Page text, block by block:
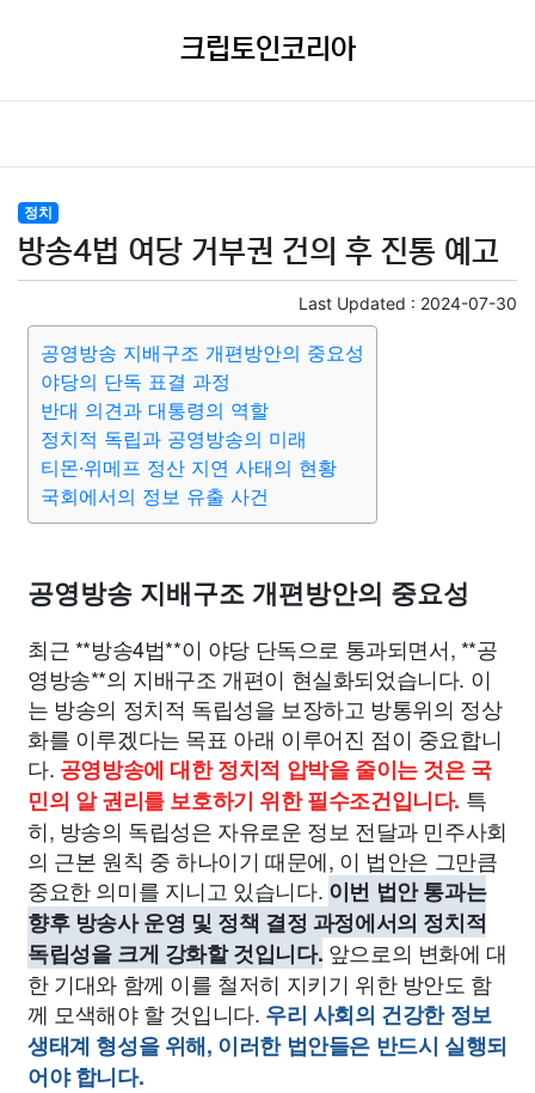
크립토인코리아
정치
방송4법 여당 거부권 건의 후 진통 예고
Last Updated : 2024-07-30
공영방송 지배구조 개편방안의 중요성
야당의 단독 표결 과정
반대 의견과 대통령의 역할
정치적 독립과 공영방송의 미래
티몬·위메프 정산 지연 사태의 현황
국회에서의 정보 유출 사건
공영방송 지배구조 개편방안의 중요성
최근 **방송4법**이 야당 단독으로 통과되면서, **공
영방송**의 지배구조 개편이 현실화되었습니다. 이
는 방송의 정치적 독립성을 보장하고 방통위의 정상
화를 이루겠다는 목표 아래 이루어진 점이 중요합니
다. 공영방송에 대한 정치적 압박을 줄이는 것은 국
민의 알 권리를 보호하기 위한 필수조건입니다. 특
히, 방송의 독립성은 자유로운 정보 전달과 민주사회
의 근본 원칙 중 하나이기 때문에, 이 법안은 그만큼
중요한 의미를 지니고 있습니다. 이번 법안 통과는
향후 방송사 운영 및 정책 결정 과정에서의 정치적
독립성을 크게 강화할 것입니다. 앞으로의 변화에 대
한 기대와 함께 이를 철저히 지키기 위한 방안도 함
께 모색해야 할 것입니다. 우리 사회의 건강한 정보
생태계 형성을 위해, 이러한 법안들은 반드시 실행되
어야 합니다.